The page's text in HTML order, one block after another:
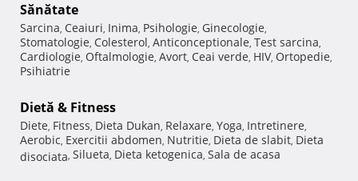
Sănătate
Sarcina, Ceaiuri, Inima, Psihologie, Ginecologie,
Stomatologie, Colesterol, Anticonceptionale, Test sarcina,
Cardiologie, Oftalmologie, Avort, Ceai verde, HIV, Ortopedie,
Psihiatrie
Dietă & Fitness
Diete, Fitness, Dieta Dukan, Relaxare, Yoga, Intretinere,
Aerobic, Exercitii abdomen, Nutritie, Dieta de slabit, Dieta
disociata, Silueta, Dieta ketogenica, Sala de acasa